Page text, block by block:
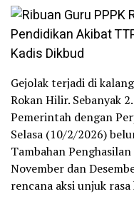
Gejolak terjadi di
Rokan Hilir. Sebanyak
Pemerintah dengan
Selasa (10/2/2026)
Tambahan
November dan
rencana aksi unjuk